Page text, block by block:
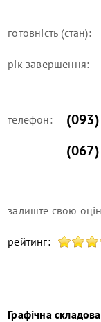
готовність (стан):
рік завершення:
телефон:
залиште свою
рейтинг:
Графічна складова